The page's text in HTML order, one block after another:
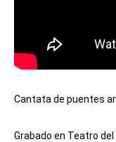
Cantata de puentes
Grabado en Teatro